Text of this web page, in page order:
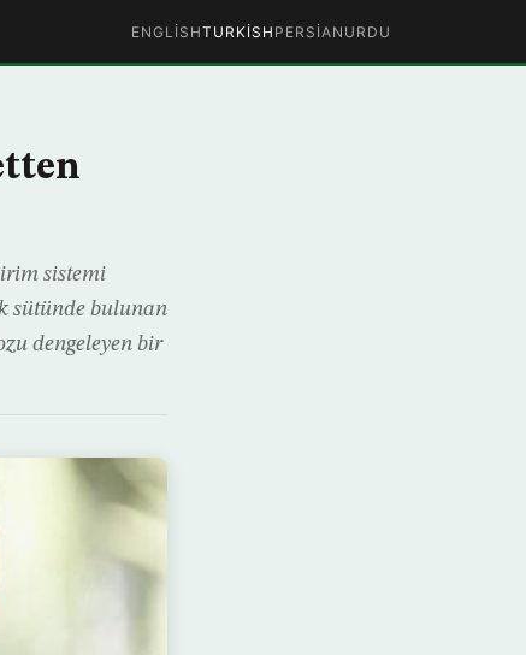
ENGLISHTURKISH PERSIAN URDU
sistemi
sütünde bulunan
dengeleyen bir